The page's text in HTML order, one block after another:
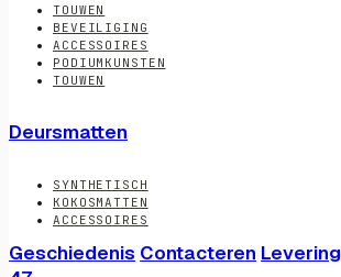
TOUWEN
BEVEILIGING
ACCESSOIRES
PODIUMKUNSTEN
TOUWEN
Deursmatten
SYNTHETISCH
KOKOSMATTEN
ACCESSOIRES
Geschiedenis Contacteren Levering